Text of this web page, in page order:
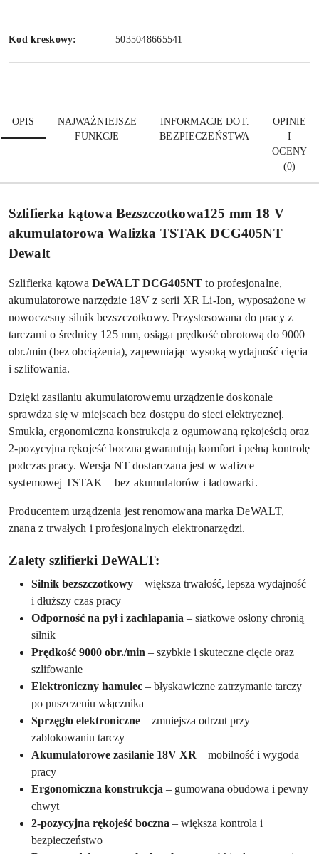
Kod kreskowy: 5035048665541
OPIS
NAJWAŻNIEJSZE
FUNKCJE
INFORMACJE DOT.
BEZPIECZEŃSTWA
OPINIE
I
OCENY
(0)
Szlifierka kątowa Bezszczotkowa125 mm 18 V
akumulatorowa Walizka TSTAK DCG405NT
Dewalt
Szlifierka kątowa DeWALT DCG405NT to profesjonalne,
akumulatorowe narzędzie 18V z serii XR Li-Ion, wyposażone w
nowoczesny silnik bezszczotkowy. Przystosowana do pracy z
tarczami o średnicy 125 mm, osiąga prędkość obrotową do 9000
obr./min (bez obciążenia), zapewniając wysoką wydajność cięcia
i szlifowania.
Dzięki zasilaniu akumulatorowemu urządzenie doskonale
sprawdza się w miejscach bez dostępu do sieci elektrycznej.
Smukła, ergonomiczna konstrukcja z ogumowaną rękojeścią oraz
2-pozycyjna rękojeść boczna gwarantują komfort i pełną kontrolę
podczas pracy. Wersja NT dostarczana jest w walizce
systemowej TSTAK – bez akumulatorów i ładowarki.
Producentem urządzenia jest renomowana markaDeWALT,
znana z trwałych i profesjonalnych elektronarzędzi.
Zalety szlifierki DeWALT:
Silnik bezszczotkowy – większa trwałość, lepsza wydajność
i dłuższy czas pracy
Odporność na pył i zachlapania – siatkowe osłony chronią
silnik
Prędkość 9000 obr./min – szybkie i skuteczne cięcie oraz
szlifowanie
Elektroniczny hamulec – błyskawiczne zatrzymanie tarczy
po puszczeniu włącznika
Sprzęgło elektroniczne – zmniejsza odrzut przy
zablokowaniu tarczy
Akumulatorowe zasilanie 18V XR – mobilność i wygoda
pracy
Ergonomiczna konstrukcja – gumowana obudowa i pewny
chwyt
2-pozycyjna rękojeść boczna – większa kontrola i
bezpieczeństwo